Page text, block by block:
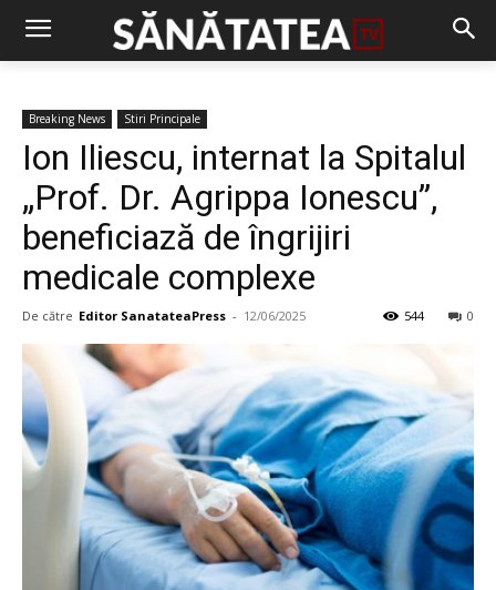
Breaking News Stiri Principale
Ion Iliescu, internat la Spitalul
„Prof. Dr. Agrippa Ionescu”,
beneficiază de îngrijiri
medicale complexe
De către Editor SanatateaPress - 12/06/2025 0
544